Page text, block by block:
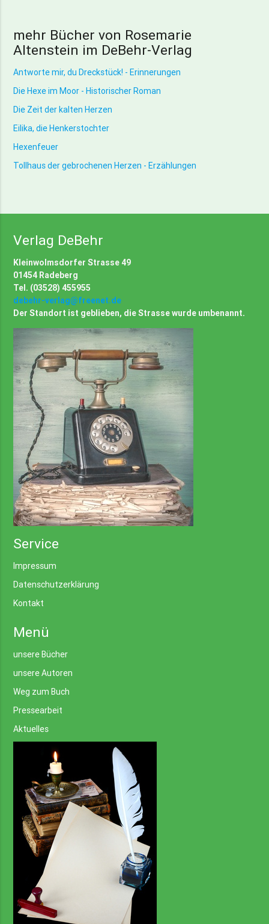
mehr Bücher von Rosemarie
Altenstein im DeBehr-Verlag
Antworte mir, du Dreckstück! - Erinnerungen
Die Hexe im Moor - Historischer Roman
Die Zeit der kalten Herzen
Eilika, die Henkerstochter
Hexenfeuer
Tollhaus der gebrochenen Herzen - Erzählungen
Verlag DeBehr
Kleinwolmsdorfer Strasse 49
01454 Radeberg
Tel. (03528) 455955
debehr-verlag@freenet.de
Der Standort ist geblieben, die Strasse wurde umbenannt.
Service
Impressum
Datenschutzerklärung
Kontakt
Menü
unsere Bücher
unsere Autoren
Weg zum Buch
Pressearbeit
Aktuelles